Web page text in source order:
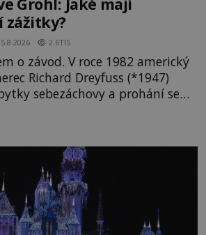
zážitky?
5.8.2026 2.6TIS
o závod. V roce 1982 americký
Richard Dreyfuss (*1947)
sebezáchovy a prohání se
mercedesu jako utržený ze
katastrofou, když to Dreyfuss
schovaný kokain. Tímto